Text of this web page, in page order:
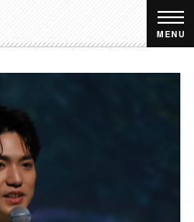
MENU